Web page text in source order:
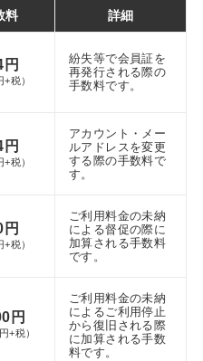
料 詳細
+税）
紛失等で会員証を
再発行される際の
手数料です。
+税）
アカウント・メー
ルアドレスを変更
する際の手数料で
す。
+税）
ご利用料金の未納
による督促の際に
加算される手数料
です。
円
+税）
ご利用料金の未納
によるご利用停止
から復旧される際
に加算される手数
料です。